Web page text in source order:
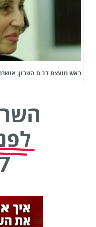
ראש מועצת דרום השרון,